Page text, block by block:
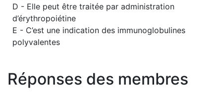
D - Elle peut être traitée par administration
d’érythropoiétine
E - C’est une indication des immunoglobulines
polyvalentes
Réponses des membres